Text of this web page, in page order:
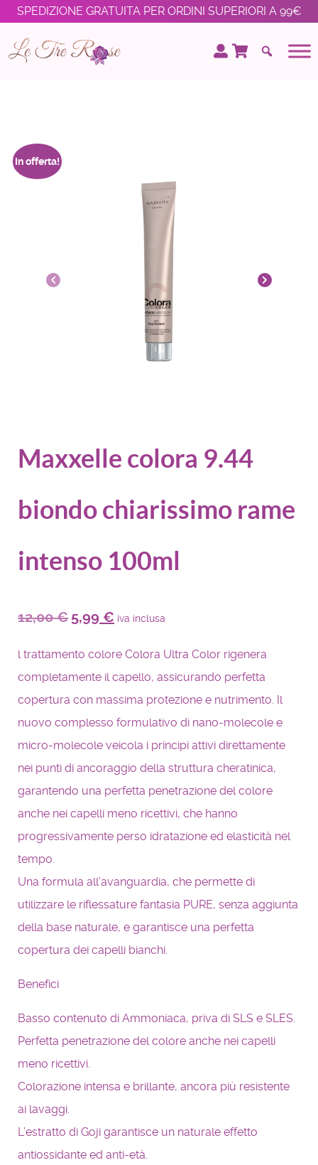
SPEDIZIONE GRATUITA PER ORDINI SUPERIORI A 99€
In offerta!
Maxxelle colora 9.44
biondo chiarissimo rame
intenso 100ml
12,00€ 5,99 € iva inclusa
l trattamento colore Colora Ultra Color rigenera
completamente il capello, assicurando perfetta
copertura con massima protezione e nutrimento. Il
nuovo complesso formulativo di nano-molecole e
micro-molecole veicola i principi attivi direttamente
nei punti di ancoraggio della struttura cheratinica,
garantendo una perfetta penetrazione del colore
anche nei capelli meno ricettivi, che hanno
progressivamente perso idratazione ed elasticità nel
tempo.
Una formula all’avanguardia, che permette di
utilizzare le riflessature fantasia PURE, senza aggiunta
della base naturale, e garantisce una perfetta
copertura dei capelli bianchi.
Benefici
Basso contenuto di Ammoniaca, priva di SLS e SLES.
Perfetta penetrazione del colore anche nei capelli
meno ricettivi.
Colorazione intensa e brillante, ancora più resistente
ai lavaggi.
L’estratto di Goji garantisce un naturale effetto
antiossidante ed anti-età.